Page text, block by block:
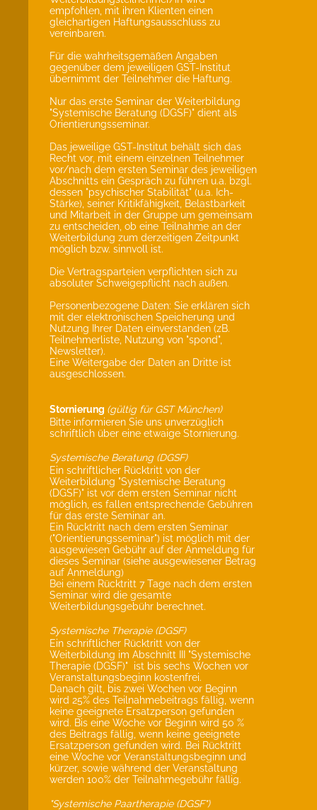
empfohlen, mit ihren Klienten einen
gleichartigen Haftungsausschluss zu
vereinbaren.
Für die wahrheitsgemäßen Angaben
gegenüber dem jeweiligen GST-Institut
übernimmt der Teilnehmer die Haftung.
Nur das erste Seminar der Weiterbildung
"Systemische Beratung (DGSF)" dient als
Orientierungsseminar.
Das jeweilige GST-Institut behält sich das
Recht vor, mit einem einzelnen Teilnehmer
vor/nach dem ersten Seminar des jeweiligen
Abschnitts ein Gespräch zu führen u.a. bzgl.
dessen "psychischer Stabilität" (u.a. Ich-
Stärke), seiner Kritikfähigkeit, Belastbarkeit
und Mitarbeit in der Gruppe um gemeinsam
zu entscheiden, ob eine Teilnahme an der
Weiterbildung zum derzeitigen Zeitpunkt
möglich bzw. sinnvoll ist.
Die Vertragsparteien verpflichten sich zu
absoluter Schweigepflicht nach außen.
Personenbezogene Daten: Sie erklären sich
mit der elektronischen Speicherung und
Nutzung Ihrer Daten einverstanden (zB.
Teilnehmerliste, Nutzung von "spond",
Newsletter).
Eine Weitergabe der Daten an Dritte ist
ausgeschlossen.
Stornierung (gültig für GST München)
Bitte informieren Sie uns unverzüglich
schriftlich über eine etwaige Stornierung.
Systemische Beratung (DGSF)
Ein schriftlicher Rücktritt von der
Weiterbildung "Systemische Beratung
(DGSF)" ist vor dem ersten Seminar nicht
möglich, es fallen entsprechende Gebühren
für das erste Seminar an.
Ein Rücktritt nach dem ersten Seminar
("Orientierungsseminar") ist möglich mit der
ausgewiesen Gebühr auf der Anmeldung für
dieses Seminar (siehe ausgewiesener Betrag
auf Anmeldung)
Bei einem Rücktritt 7 Tage nach dem ersten
Seminar wird die gesamte
Weiterbildungsgebühr berechnet.
Systemische Therapie (DGSF)
Ein schriftlicher Rücktritt von der
Weiterbildung im Abschnitt III "Systemische
Therapie (DGSF)" ist bis sechs Wochen vor
Veranstaltungsbeginn kostenfrei.
Danach gilt, bis zwei Wochen vor Beginn
wird 25% des Teilnahmebeitrags fällig, wenn
keine geeignete Ersatzperson gefunden
wird. Bis eine Woche vor Beginn wird 50 %
des Beitrags fällig, wenn keine geeignete
Ersatzperson gefunden wird. Bei Rücktritt
eine Woche vor Veranstaltungsbeginn und
kürzer, sowie während der Veranstaltung
werden 100% der Teilnahmegebühr fällig.
"Systemische Paartherapie (DGSF")